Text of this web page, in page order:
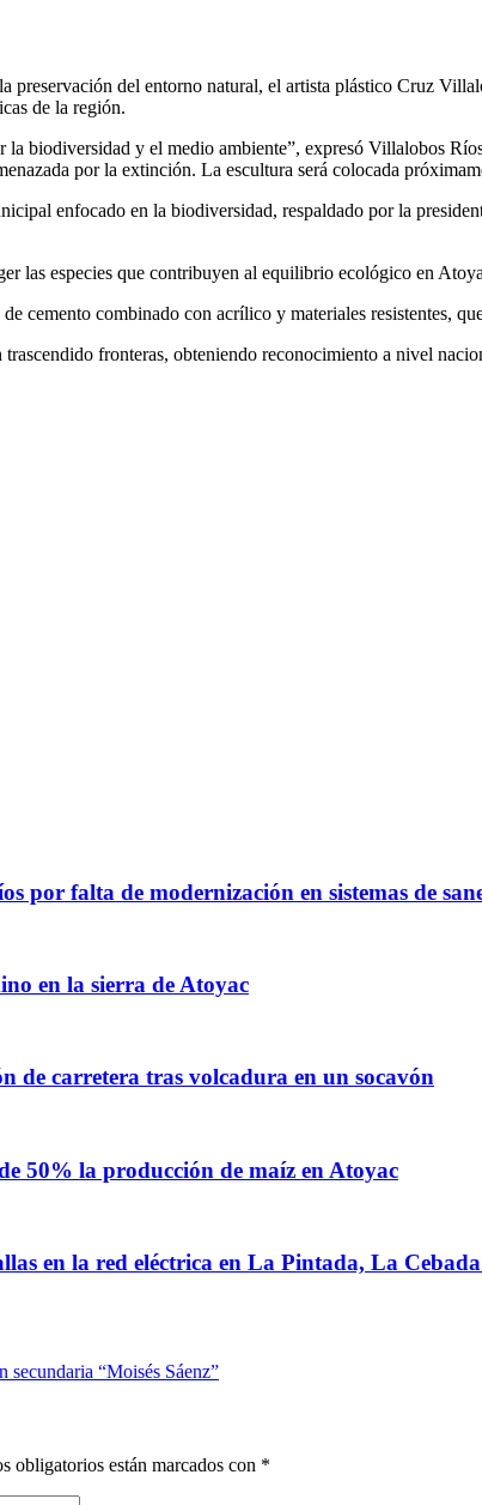
del entorno natural, el artista plástico Cruz
de la región.
biodiversidad y el medio ambiente”, expresó Villalobos
por la extinción. La escultura será colocada
enfocado en la biodiversidad, respaldado por la
las especies que contribuyen al equilibrio ecológico en
cemento combinado con acrílico y materiales resistentes,
fronteras, obteniendo reconocimiento a nivel
por falta de modernización en sistemas de
en la sierra de Atoyac
de carretera tras volcadura en un socavón
50% la producción de maíz en Atoyac
en la red eléctrica en La Pintada, La
secundaria “Moisés Sáenz”
obligatorios están marcados con *